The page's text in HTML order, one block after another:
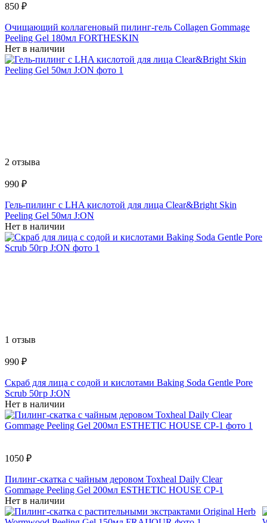
850 ₽
Очищающий коллагеновый пилинг-гель Collagen Gommage
Peeling Gel 180мл FORTHESKIN
Нет в наличии
2 отзыва
990 ₽
Гель-пилинг с LHA кислотой для лица Clear&Bright Skin
Peeling Gel 50мл J:ON
Нет в наличии
1 отзыв
990 ₽
Скраб для лица с содой и кислотами Baking Soda Gentle Pore
Scrub 50гр J:ON
Нет в наличии
1050 ₽
Пилинг-скатка с чайным деровом Toxheal Daily Clear
Gommage Peeling Gel 200мл ESTHETIC HOUSE CP-1
Нет в наличии